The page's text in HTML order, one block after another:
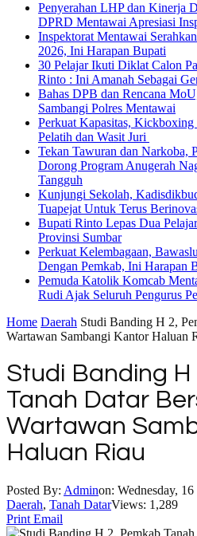
Penyerahan LHP dan Kinerja
DPRD Mentawai Apresiasi
Inspektorat Mentawai
2026, Ini Harapan Bupati
30 Pelajar Ikuti Diklat Calon
Rinto : Ini Amanah Sebagai
Bahas DPB dan Rencana
Sambangi Polres Mentawai
Perkuat Kapasitas,
Pelatih dan Wasit Juri
Tekan Tawuran dan Narkoba,
Dorong Program Anugerah
Tangguh
Kunjungi Sekolah,
Tuapejat Untuk Terus
Bupati Rinto Lepas Dua
Provinsi Sumbar
Perkuat Kelembagaan,
Dengan Pemkab, Ini Harapan
Pemuda Katolik Komcab
Rudi Ajak Seluruh Pengurus
Home Daerah Studi Banding H 2,
Wartawan Sambangi Kantor Haluan
Studi Banding
Tanah Datar
Wartawan
Haluan Riau
Posted By: Adminon: Wednesday,
Daerah, Tanah DatarViews: 1,289
Print Email